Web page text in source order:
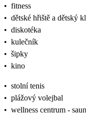
• fitness
• dětské hřiště a dětský
• diskotéka
• kulečník
• šipky
• kino
• stolní tenis
• plážový volejbal
• wellness centrum -